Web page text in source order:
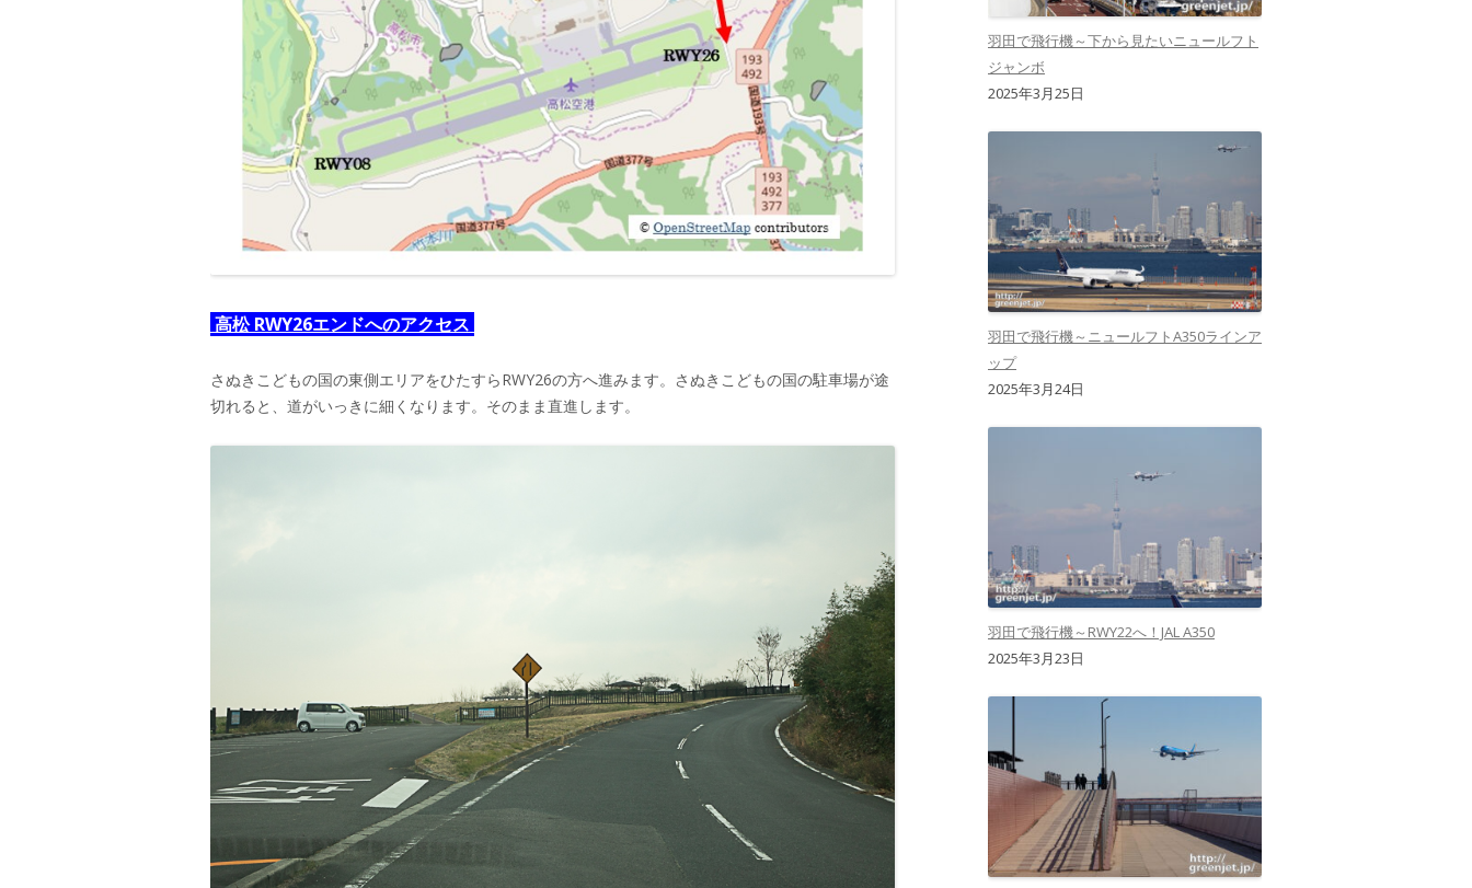
高松 RWY26エンドへのアクセス
さぬきこどもの国の東側エリアをひたすらRWY26の方へ進みます。さぬきこどもの国の駐車場が途
切れると、道がいっきに細くなります。そのまま直進します。
羽田で飛行機～下から見たいニュールフト
ジャンボ
2025年3月25日
羽田で飛行機～ニュールフトA350ラインア
ップ
2025年3月24日
羽田で飛行機～RWY22へ！JAL A350
2025年3月23日